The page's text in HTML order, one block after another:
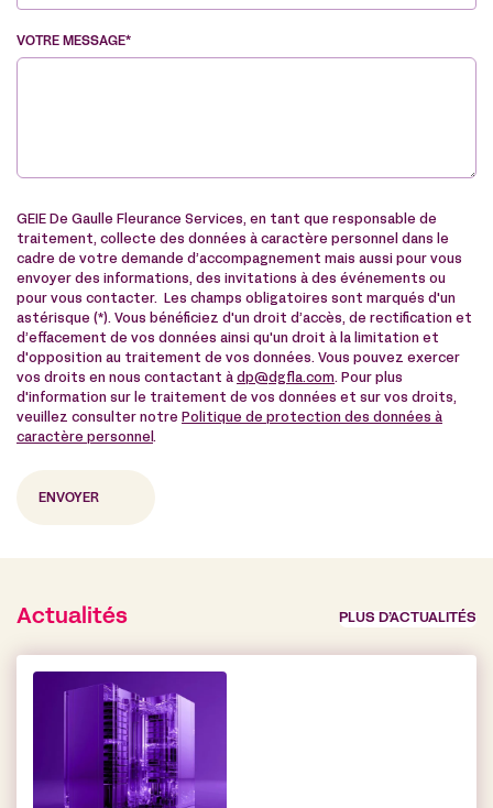
VOTRE MESSAGE*
GEIE De Gaulle Fleurance Services, en tant que responsable de
traitement, collecte des données à caractère personnel dans le
cadre de votre demande d’accompagnement mais aussi pour vous
envoyer des informations, des invitations à des événements ou
pour vous contacter. Les champs obligatoires sont marqués d'un
astérisque (*). Vous bénéficiez d'un droit d’accès, de rectification et
d’effacement de vos données ainsi qu'un droit à la limitation et
d'opposition au traitement de vos données. Vous pouvez exercer
vos droits en nous contactant à dp@dgfla.com. Pour plus
d'information sur le traitement de vos données et sur vos droits,
veuillez consulter notre Politique de protection des données à
caractère personnel .
Actualités PLUS D’ACTUALITÉS